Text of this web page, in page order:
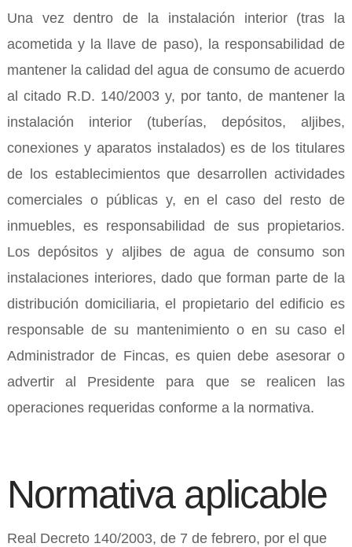
Una vez dentro de la instalación interior (tras la
acometida y la llave de paso), la responsabilidad de
mantener la calidad del agua de consumo de acuerdo
al citado R.D. 140/2003 y, por tanto, de mantener la
instalación interior (tuberías, depósitos, aljibes,
conexiones y aparatos instalados) es de los titulares
de los establecimientos que desarrollen actividades
comerciales o públicas y, en el caso del resto de
inmuebles, es responsabilidad de sus propietarios.
Los depósitos y aljibes de agua de consumo son
instalaciones interiores, dado que forman parte de la
distribución domiciliaria, el propietario del edificio es
responsable de su mantenimiento o en su caso el
Administrador de Fincas, es quien debe asesorar o
advertir al Presidente para que se realicen las
operaciones requeridas conforme a la normativa.
Normativa aplicable
Real Decreto 140/2003, de 7 de febrero, por el que